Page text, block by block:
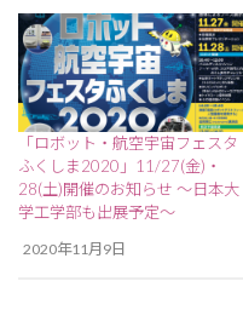
「ロボット・航空宇宙フェスタ
ふくしま2020」11/27(金)・
28(土)開催のお知らせ ～日本大
学工学部も出展予定～
2020年11月9日